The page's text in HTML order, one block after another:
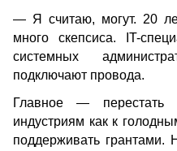
— Я считаю, могут. 20
много скепсиса. IT-
системных
подключают провода.
Главное — перестать
индустриям как к
поддерживать грантами.